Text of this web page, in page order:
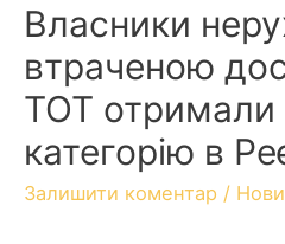
Власники
втраченою
ТОТ отримали
категорію в
Залишити коментар /